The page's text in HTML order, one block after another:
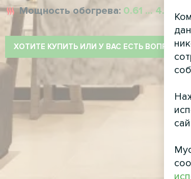
Мощность обогрева: 0.61 ... 4.71 кВт
ХОТИТЕ КУПИТЬ ИЛИ У ВАС ЕСТЬ ВОПРОСЫ?